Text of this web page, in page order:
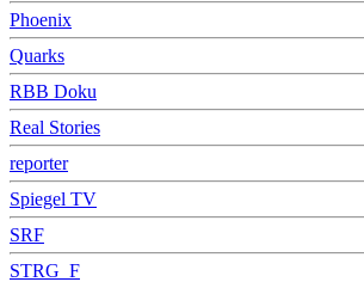
Phoenix
Quarks
RBB Doku
Real Stories
reporter
Spiegel TV
SRF
STRG_F